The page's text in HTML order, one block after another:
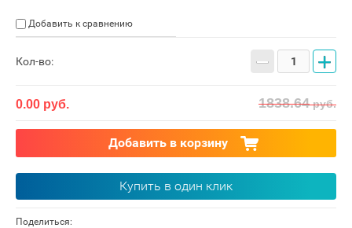
Добавить к сравнению
Кол-во: − +
0.00 руб. 1838.64руб.
Добавить в корзину
Купить в один клик
Поделиться: